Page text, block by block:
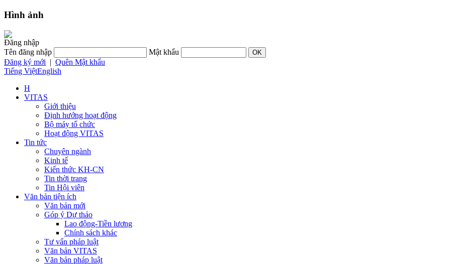
Hình ảnh
Đăng nhập
Tên đăng nhập
Mật khẩu
Đăng ký mới | Quên Mật khẩu
Tiếng ViệtEnglish
H
VITAS
Giới thiệu
Định hướng hoạt động
Bộ máy tổ chức
Hoạt động VITAS
Tin tức
Chuyên ngành
Kinh tế
Kiến thức KH-CN
Tin thời trang
Tin Hội viên
Văn bản tiện ích
Văn bản mới
Góp ý Dự thảo
Lao động-Tiền lương
Chính sách khác
Tư vấn pháp luật
Văn bản VITAS
Văn bản pháp luật